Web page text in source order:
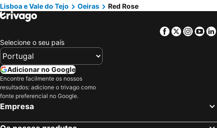
Lisboa e Vale do Tejo
Oeiras Red Rose
Facebook
Twitter
Selecione o seu país
Adicionar no Google
Encontre facilmente os nossos
resultados: adicione o trivago como
fonte preferencial no Google.
Empresa